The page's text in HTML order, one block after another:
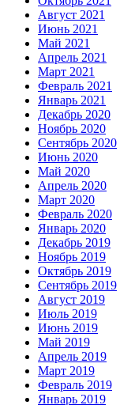
Август 2021
Июнь 2021
Май 2021
Апрель 2021
Март 2021
Февраль 2021
Январь 2021
Декабрь 2020
Ноябрь 2020
Сентябрь 2020
Июнь 2020
Май 2020
Апрель 2020
Март 2020
Февраль 2020
Январь 2020
Декабрь 2019
Ноябрь 2019
Октябрь 2019
Сентябрь 2019
Август 2019
Июль 2019
Июнь 2019
Май 2019
Апрель 2019
Март 2019
Февраль 2019
Январь 2019